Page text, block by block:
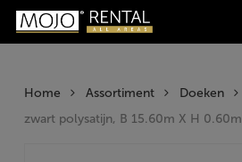
Skip
Producten
zoeken
Home Assortiment Doeken
zwart polysatijn, B 15.60m X H 0.60m